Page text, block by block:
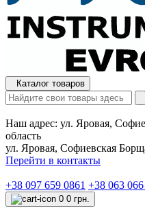
Каталог товаров
Наш адрес: ул. Яровая,
область
ул. Яровая, Софиевская
Перейти в контакты
+38 097 659 0861 +38 063
0 0 грн.